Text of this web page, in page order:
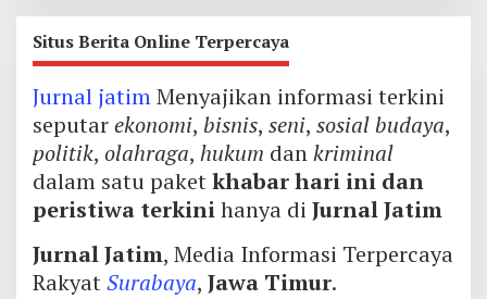
Situs Berita Online Terpercaya
Jurnal jatimMenyajikan informasi terkini
seputarekonomi, bisnis, seni, sosial budaya,
politik, olahraga, hukum dankriminal
dalam satu paketkhabar hari ini dan
peristiwa terkinihanya di Jurnal Jatim
Jurnal Jatim, Media Informasi Terpercaya
RakyatSurabaya, Jawa Timur.